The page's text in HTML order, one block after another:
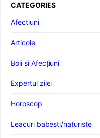
CATEGORIES
Afectiuni
Articole
Boli și Afecțiuni
Expertul zilei
Horoscop
Leacuri babesti/naturiste